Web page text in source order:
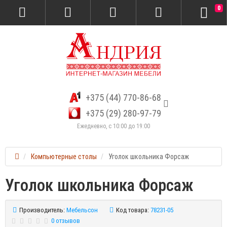
+375 (44) 770-86-68
+375 (29) 280-97-79
Ежедневно, с 10:00 до 19:00
0
Компьютерные столы Уголок школьника Форсаж
Уголок школьника Форсаж
Производитель: Мебельсон Код товара: 78231-05
0 отзывов